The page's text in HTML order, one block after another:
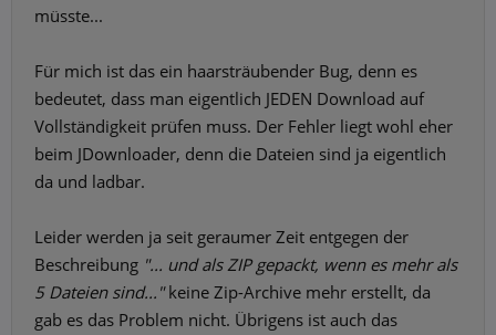
müsste...
Für mich ist das ein haarsträubender Bug, denn es
bedeutet, dass man eigentlich JEDEN Download auf
Vollständigkeit prüfen muss. Der Fehler liegt wohl eher
beim JDownloader, denn die Dateien sind ja eigentlich
da und ladbar.
Leider werden ja seit geraumer Zeit entgegen der
Beschreibung "... und als ZIP gepackt, wenn es mehr als
5 Dateien sind..."keine Zip-Archive mehr erstellt, da
gab es das Problem nicht. Übrigens ist auch das